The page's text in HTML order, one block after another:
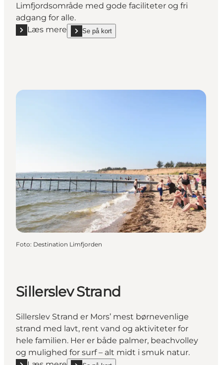
Limfjordsområde med gode faciliteter og fri
adgang for alle.
Læs mere
Læs mere "Glyngøre Strand"
Se på kort
show Glyngøre Strand on_map
Foto: Destination Limfjorden
Sillerslev Strand
Sillerslev Strand er Mors’ mest børnevenlige
strand med lavt, rent vand og aktiviteter for
hele familien. Her er både palmer, beachvolley
og mulighed for surf – alt midt i smuk natur.